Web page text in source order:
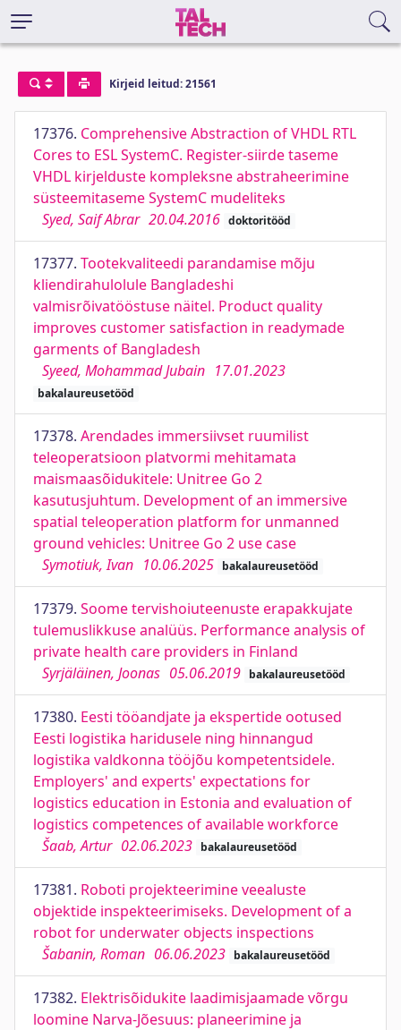
Kirjeid leitud: 21561
17376. Comprehensive Abstraction of VHDL RTL
Cores to ESL SystemC. Register-siirde taseme
VHDL kirjelduste kompleksne abstraheerimine
süsteemitaseme SystemC mudeliteks
Syed, Saif Abrar 20.04.2016 doktoritööd
17377. Tootekvaliteedi parandamise mõju
kliendirahulolule Bangladeshi
valmisrõivatööstuse näitel. Product quality
improves customer satisfaction in readymade
garments of Bangladesh
Syeed, Mohammad Jubain 17.01.2023
bakalaureusetööd
17378. Arendades immersiivset ruumilist
teleoperatsioon platvormi mehitamata
maismaasõidukitele: Unitree Go 2
kasutusjuhtum. Development of an immersive
spatial teleoperation platform for unmanned
ground vehicles: Unitree Go 2 use case
Symotiuk, Ivan 10.06.2025 bakalaureusetööd
17379. Soome tervishoiuteenuste erapakkujate
tulemuslikkuse analüüs. Performance analysis of
private health care providers in Finland
Syrjäläinen, Joonas 05.06.2019 bakalaureusetööd
17380. Eesti tööandjate ja ekspertide ootused
Eesti logistika haridusele ning hinnangud
logistika valdkonna tööjõu kompetentsidele.
Employers' and experts' expectations for
logistics education in Estonia and evaluation of
logistics competences of available workforce
Šaab, Artur 02.06.2023 bakalaureusetööd
17381. Roboti projekteerimine veealuste
objektide inspekteerimiseks. Development of a
robot for underwater objects inspections
Šabanin, Roman 06.06.2023 bakalaureusetööd
17382. Elektrisõidukite laadimisjaamade võrgu
loomine Narva-Jõesuus: planeerimine ja